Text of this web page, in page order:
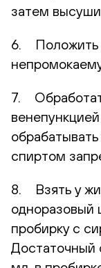
затем
6. Положить
7.
спиртом
8. Взять у
одноразовый
пробирку с
Достаточный